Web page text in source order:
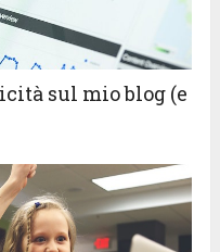
sul mio blog (e